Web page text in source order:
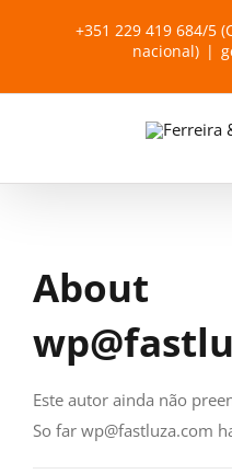
+351 229 419 684/5
nacional) |
About
Este autor ainda não
So far wp@fastluza.com